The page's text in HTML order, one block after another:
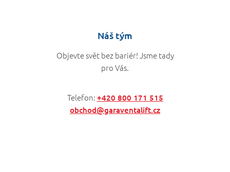
Náš tým
Objevte svět bez bariér! Jsme tady
pro Vás.
Telefon: +420 800 171 515
obchod@garaventalift.cz